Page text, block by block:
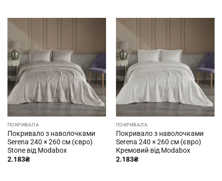
ПОКРИВАЛА
Покривало з наволочками
Serena 240 × 260 см (євро)
Stone від Modabox
2.183₴
ПОКРИВАЛА
Покривало з наволочками
Serena 240 × 260 см (євро)
Кремовий від Modabox
2.183₴